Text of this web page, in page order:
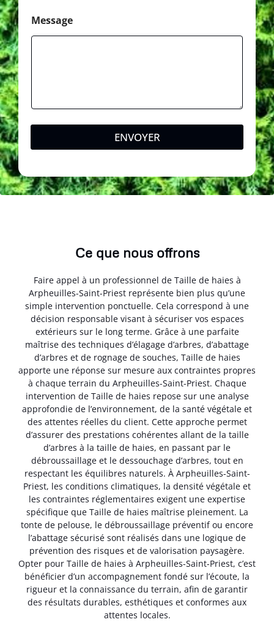
Message
ENVOYER
Ce que nous offrons
Faire appel à un professionnel de Taille de haies à
Arpheuilles-Saint-Priest représente bien plus qu’une
simple intervention ponctuelle. Cela correspond à une
décision responsable visant à sécuriser vos espaces
extérieurs sur le long terme. Grâce à une parfaite
maîtrise des techniques d’élagage d’arbres, d’abattage
d’arbres et de rognage de souches, Taille de haies
apporte une réponse sur mesure aux contraintes propres
à chaque terrain du Arpheuilles-Saint-Priest. Chaque
intervention de Taille de haies repose sur une analyse
approfondie de l’environnement, de la santé végétale et
des attentes réelles du client. Cette approche permet
d’assurer des prestations cohérentes allant de la taille
d’arbres à la taille de haies, en passant par le
débroussaillage et le dessouchage d’arbres, tout en
respectant les équilibres naturels. À Arpheuilles-Saint-
Priest, les conditions climatiques, la densité végétale et
les contraintes réglementaires exigent une expertise
spécifique que Taille de haies maîtrise pleinement. La
tonte de pelouse, le débroussaillage préventif ou encore
l’abattage sécurisé sont réalisés dans une logique de
prévention des risques et de valorisation paysagère.
Opter pour Taille de haies à Arpheuilles-Saint-Priest, c’est
bénéficier d’un accompagnement fondé sur l’écoute, la
rigueur et la connaissance du terrain, afin de garantir
des résultats durables, esthétiques et conformes aux
attentes locales.